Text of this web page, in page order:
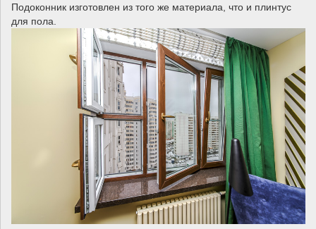
Подоконник изготовлен из того же материала, что и плинтус
для пола.